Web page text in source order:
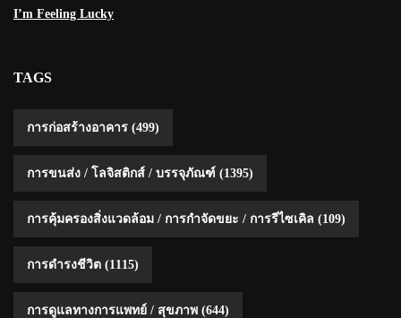
I’m Feeling Lucky
TAGS
การก่อสร้างอาคาร (499)
การขนส่ง / โลจิสติกส์ / บรรจุภัณฑ์ (1395)
การคุ้มครองสิ่งแวดล้อม / การกำจัดขยะ / การรีไซเคิล (109)
การดำรงชีวิต (1115)
การดูแลทางการแพทย์ / สุขภาพ (644)